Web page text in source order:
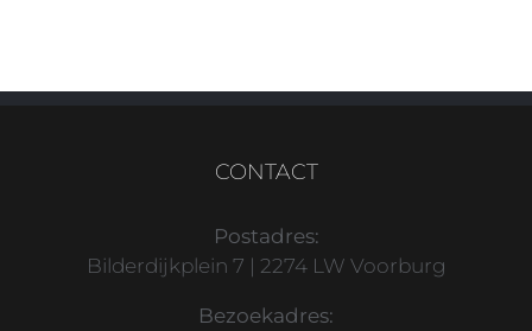
CONTACT
Postadres:
Bilderdijkplein 7 | 2274 LW Voorburg
Bezoekadres: